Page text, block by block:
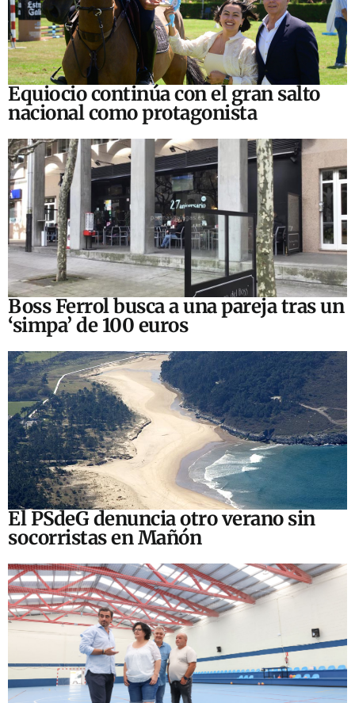
Equiocio continúa con el gran salto
nacional como protagonista
Boss Ferrol busca a una pareja tras un
‘simpa’ de 100 euros
El PSdeG denuncia otro verano sin
socorristas en Mañón